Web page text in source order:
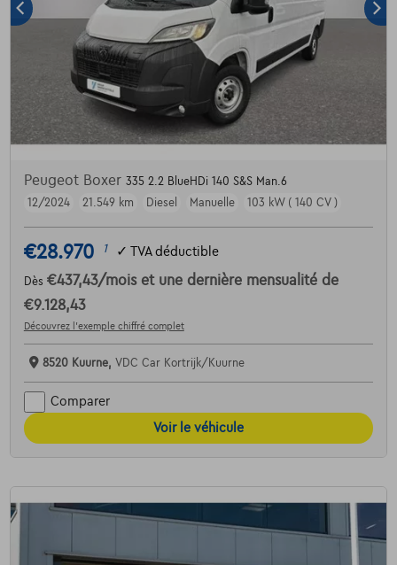
Peugeot Boxer 335 2.2 BlueHDi 140 S&S Man.6
12/2024
21.549 km Diesel Manuelle 103 kW ( 140 CV )
€28.970 1 ✓ TVA déductible
Dès €437,43/mois et une dernière mensualité de
€9.128,43
Découvrez l’exemple chiffré complet
8520 Kuurne, VDC Car Kortrijk/Kuurne
Comparer
Voir le véhicule